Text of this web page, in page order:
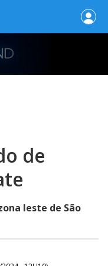
de
leste de São